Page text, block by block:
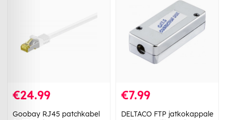
€24.99
Goobay RJ45 patchkabel
€7.99
DELTACO FTP jatkokappale